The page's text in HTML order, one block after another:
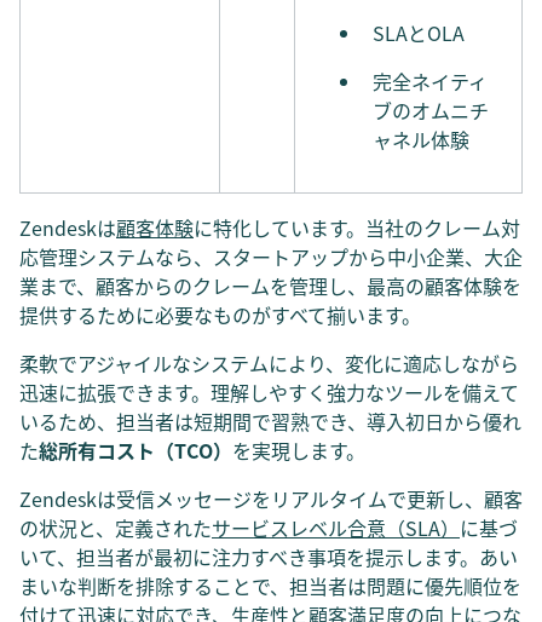
SLAとOLA
完全ネイティ
ブのオムニチ
ャネル体験
Zendeskは顧客体験に特化しています。当社のクレーム対
応管理システムなら、スタートアップから中小企業、大企
業まで、顧客からのクレームを管理し、最高の顧客体験を
提供するために必要なものがすべて揃います。
柔軟でアジャイルなシステムにより、変化に適応しながら
迅速に拡張できます。理解しやすく強力なツールを備えて
いるため、担当者は短期間で習熟でき、導入初日から優れ
た総所有コスト（TCO） を実現します。
Zendeskは受信メッセージをリアルタイムで更新し、顧客
の状況と、定義されたサービスレベル合意（SLA） に基づ
いて、担当者が最初に注力すべき事項を提示します。あい
まいな判断を排除することで、担当者は問題に優先順位を
付けて迅速に対応でき、生産性と顧客満足度の向上につな